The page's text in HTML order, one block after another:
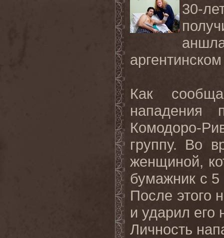
30-
Как
нападения
Комодоро-
группу. Во
женщиной,
бумажник с 5
После этого
и ударил его
Личность